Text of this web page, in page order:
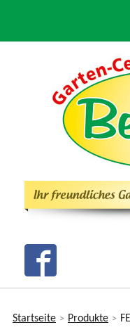
Startseite > Produkte >